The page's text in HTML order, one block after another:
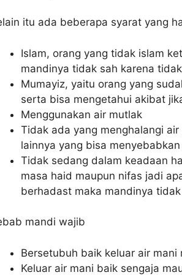
itu ada beberapa syarat yang
Islam, orang yang tidak islam
mandinya tidak sah karena
Mumayiz, yaitu orang yang
serta bisa mengetahui akibat
Menggunakan air mutlak
Tidak ada yang menghalangi
lainnya yang bisa
Tidak sedang dalam keadaan
masa haid maupun nifas jadi
berhadast maka mandinya
mandi wajib
Bersetubuh baik keluar air mani
Keluar air mani baik sengaja